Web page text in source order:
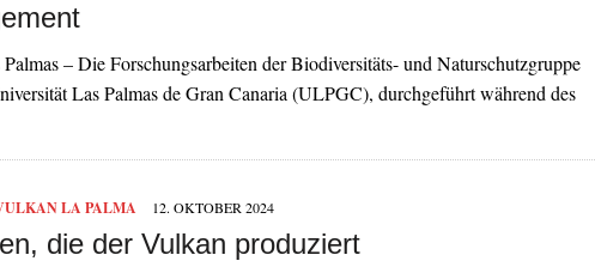
– Die Forschungsarbeiten der Biodiversitäts- und Naturschutzgruppe
Las Palmas de Gran Canaria (ULPGC), durchgeführt während des
LA PALMA 12. OKTOBER 2024
die der Vulkan produziert